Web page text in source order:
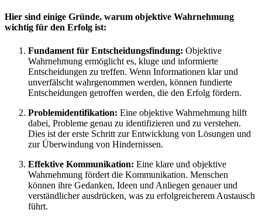
Hier sind einige Gründe, warum objektive Wahrnehmung
wichtig für den Erfolg ist:
Fundament für Entscheidungsfindung: Objektive
Wahrnehmung ermöglicht es, kluge und informierte
Entscheidungen zu treffen. Wenn Informationen klar und
unverfälscht wahrgenommen werden, können fundierte
Entscheidungen getroffen werden, die den Erfolg fördern.
Problemidentifikation: Eine objektive Wahrnehmung hilft
dabei, Probleme genau zu identifizieren und zu verstehen.
Dies ist der erste Schritt zur Entwicklung von Lösungen und
zur Überwindung von Hindernissen.
Effektive Kommunikation: Eine klare und objektive
Wahrnehmung fördert die Kommunikation. Menschen
können ihre Gedanken, Ideen und Anliegen genauer und
verständlicher ausdrücken, was zu erfolgreicherem Austausch
führt.